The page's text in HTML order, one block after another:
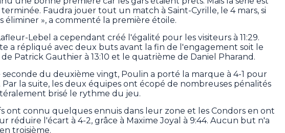
Faudra jouer tout un match à Saint-Cyrille, le 4 mars, si
éliminer », a commenté la première étoile.
Lebel a cependant créé l'égalité pour les visiteurs à 11:29.
a répliqué avec deux buts avant la fin de l'engagement soit le
Patrick Gauthier à 13:10 et le quatrième de Daniel Pharand.
seconde du deuxième vingt, Poulin a porté la marque à 4-1 pour
Par la suite, les deux équipes ont écopé de nombreuses pénalités
brisé le rythme du jeu.
ont connu quelques ennuis dans leur zone et les Condors en ont
réduire l'écart à 4-2, grâce à Maxime Joyal à 9:44. Aucun but n'a
troisième.